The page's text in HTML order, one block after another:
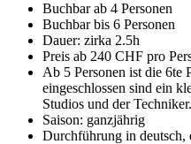
Buchbar ab 4 Personen
Buchbar bis 6 Personen
Dauer: zirka 2.5h
Preis ab 240 CHF pro
Ab 5 Personen ist die 6te
eingeschlossen sind ein
Studios und der Techniker.
Saison: ganzjährig
Durchführung in deutsch,